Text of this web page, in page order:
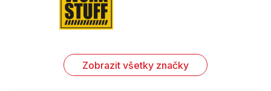
Zobrazit všetky značky